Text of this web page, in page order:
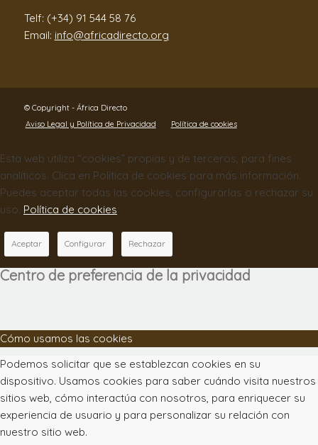
Telf: (+34) 91 544 58 76
Email: info@africadirecto.org
© Copyright - África Directo
Aviso Legal y Política de Privacidad
Política de cookies
Esta web utiliza “cookies” propias y de terceros, para fines
analíticos. Clica en Política de cookies para más información.
Puedes aceptar todas las cookies, configurarlas o rechazar su
uso. Política de cookies
Aceptar Configurar Rechazar
Centro de preferencia de la privacidad
Cómo usamos las cookies
Podemos solicitar que se establezcan cookies en su
dispositivo. Usamos cookies para saber cuándo visita nuestros
sitios web, cómo interactúa con nosotros, para enriquecer su
experiencia de usuario y para personalizar su relación con
nuestro sitio web.